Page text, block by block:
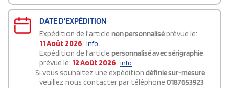
DATE D'EXPÉDITION
Expédition de l'article non personnaliséprévue le:
11 Août 2026 info
Expédition de l'article personnalisé avec sérigraphie
prévue le: 12 Août 2026 info
Si vous souhaitez une expédition définie sur-mesure,
veuillez nous contacter par téléphone 0187653923